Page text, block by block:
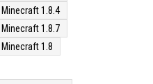
1.8.4
1.8.7
1.8